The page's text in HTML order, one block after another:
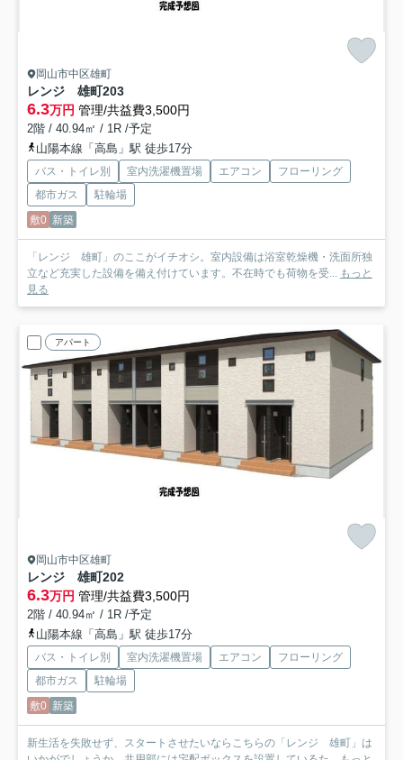
岡山市中区雄町
レンジ 雄町203
6.3万円 管理/共益費3,500円
2階 / 40.94㎡ / 1R /予定
山陽本線「高島」駅 徒歩17分
バス・トイレ別 室内洗濯機置場 エアコン
フローリング
都市ガス
駐輪場
敷0 新築
「レンジ 雄町」のここがイチオシ。室内設備は浴室乾燥機・洗面所独
立など充実した設備を備え付けています。不在時でも荷物を受... もっと
見る
アパート
岡山市中区雄町
レンジ 雄町202
6.3万円 管理/共益費3,500円
2階 / 40.94㎡ / 1R /予定
山陽本線「高島」駅 徒歩17分
バス・トイレ別 室内洗濯機置場 エアコン
フローリング
都市ガス
駐輪場
敷0 新築
新生活を失敗せず、スタートさせたいならこちらの「レンジ 雄町」は